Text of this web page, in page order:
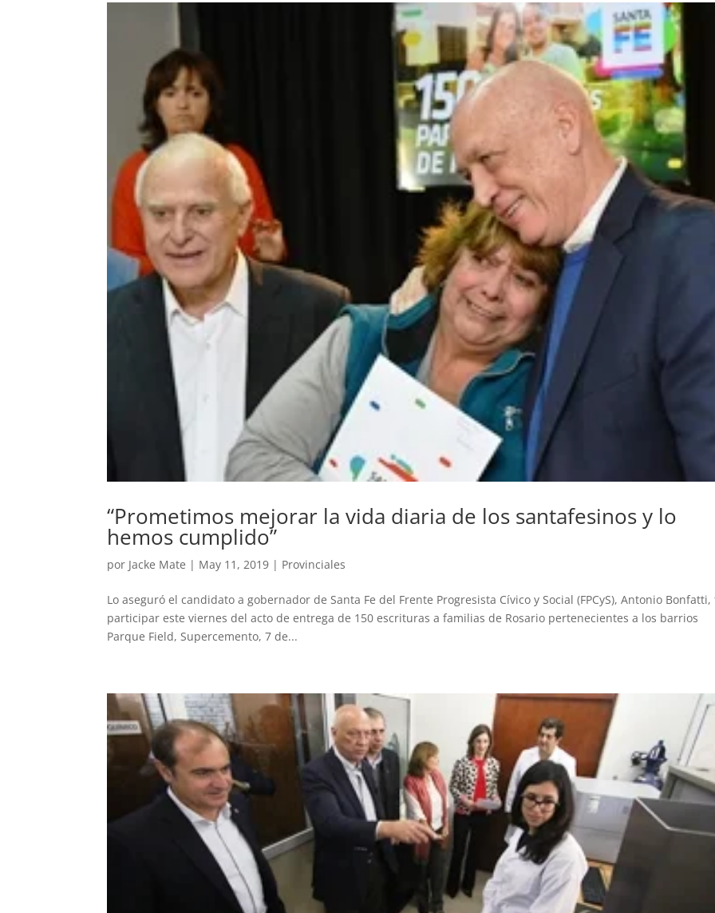
“Prometimos mejorar la vida diaria de los santafesinos y lo
hemos cumplido”
por Jacke Mate | May 11, 2019 | Provinciales
Lo aseguró el candidato a gobernador de Santa Fe del Frente Progresista Cívico y Social (FPCyS), Antonio
participar este viernes del acto de entrega de 150 escrituras a familias de Rosario pertenecientes a los barrios
Parque Field, Supercemento, 7 de...